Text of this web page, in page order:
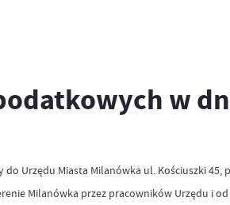
w
do Urzędu Miasta Milanówka ul. Kościuszki 45,
Milanówka przez pracowników Urzędu i